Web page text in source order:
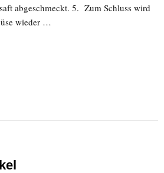
abgeschmeckt. 5. Zum Schluss wird
wieder …